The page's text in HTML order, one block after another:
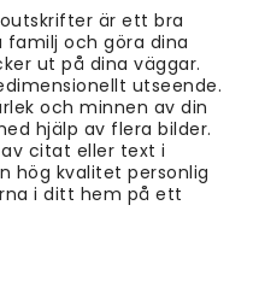
är ett bra
och göra dina
ut på dina väggar.
utseende.
och minnen av din
hjälp av flera bilder.
citat eller text i
hög kvalitet personlig
i ditt hem på ett